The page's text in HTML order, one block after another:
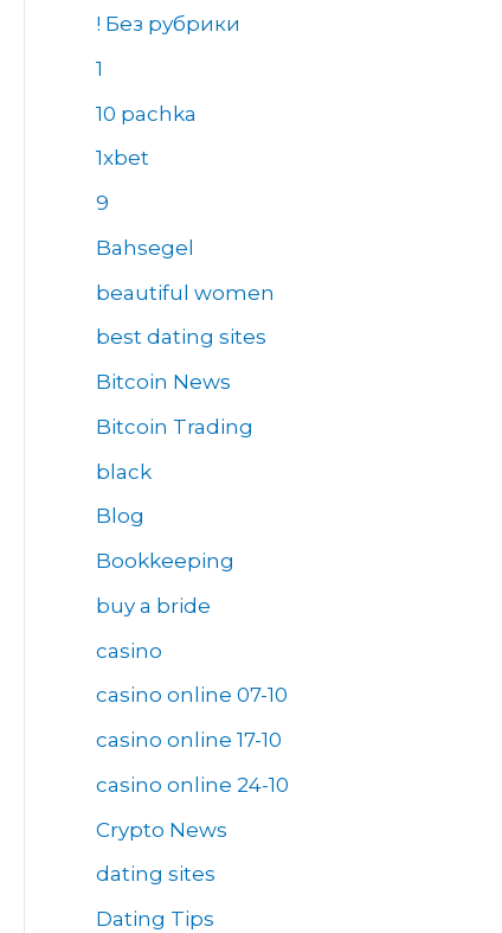
! Без рубрики
1
10 pachka
1xbet
9
Bahsegel
beautiful women
best dating sites
Bitcoin News
Bitcoin Trading
black
Blog
Bookkeeping
buy a bride
casino
casino online 07-10
casino online 17-10
casino online 24-10
Crypto News
dating sites
Dating Tips